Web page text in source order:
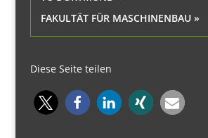
FAKULTÄT FÜR MASCHINENBAU »
Diese Seite teilen